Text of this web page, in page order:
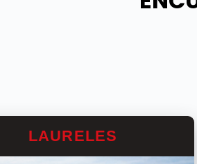
LAURELES